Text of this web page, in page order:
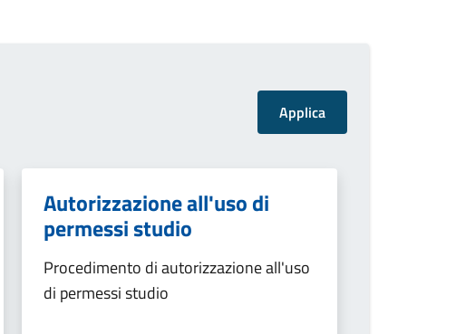
Autorizzazione all'uso di
permessi studio
Procedimento di autorizzazione all'uso
di permessi studio